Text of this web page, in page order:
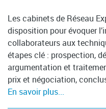
Les cabinets de Réseau
disposition pour évoquer
collaborateurs aux
étapes clé : prospection,
argumentation et
prix et négociation,
En savoir plus...